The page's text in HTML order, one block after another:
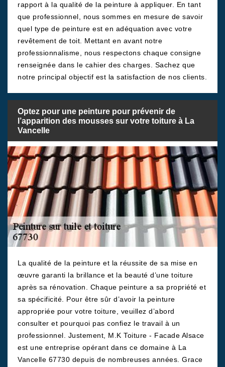
rapport à la qualité de la peinture à appliquer. En tant
que professionnel, nous sommes en mesure de savoir
quel type de peinture est en adéquation avec votre
revêtement de toit. Mettant en avant notre
professionnalisme, nous respectons chaque consigne
renseignée dans le cahier des charges. Sachez que
notre principal objectif est la satisfaction de nos clients.
Optez pour une peinture pour prévenir de
l’apparition des mousses sur votre toiture à La
Vancelle
La qualité de la peinture et la réussite de sa mise en
œuvre garanti la brillance et la beauté d’une toiture
après sa rénovation. Chaque peinture a sa propriété et
sa spécificité. Pour être sûr d’avoir la peinture
appropriée pour votre toiture, veuillez d’abord
consulter et pourquoi pas confiez le travail à un
professionnel. Justement, M.K Toiture - Facade Alsace
est une entreprise opérant dans ce domaine à La
Vancelle 67730 depuis de nombreuses années. Grace